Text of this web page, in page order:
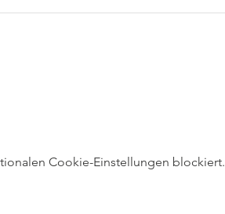
Cookie-Einstellungen blockiert.